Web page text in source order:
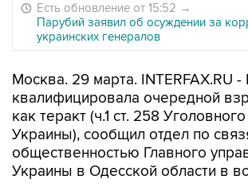
Есть обновление от 15:52 →
Парубий заявил об осуждении за
украинских генералов
Москва. 29 марта. INTERFAX.RU
квалифицировала очередной
как теракт (ч.1 ст. 258
Украины), сообщил отдел по
общественностью Главного
Украины в Одесской области в